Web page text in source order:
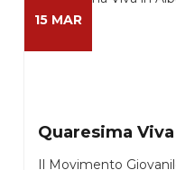
15 MAR
Quaresima
Il Movimento